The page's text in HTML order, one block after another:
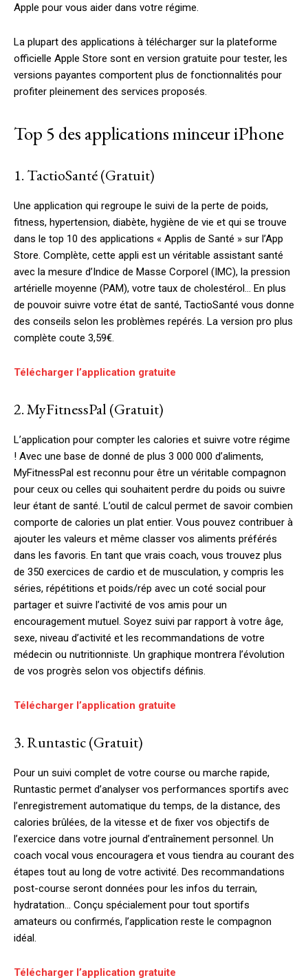
Apple pour vous aider dans votre régime.
La plupart des applications à télécharger sur la plateforme
officielle Apple Store sont en version gratuite pour tester, les
versions payantes comportent plus de fonctionnalités pour
profiter pleinement des services proposés.
Top 5 des applications minceur iPhone
1. TactioSanté (Gratuit)
Une application qui regroupe le suivi de la perte de poids,
fitness, hypertension, diabète, hygiène de vie et qui se trouve
dans le top 10 des applications « Applis de Santé » sur l’App
Store. Complète, cette appli est un véritable assistant santé
avec la mesure d’Indice de Masse Corporel (IMC), la pression
artérielle moyenne (PAM), votre taux de cholestérol… En plus
de pouvoir suivre votre état de santé, TactioSanté vous donne
des conseils selon les problèmes repérés. La version pro plus
complète coute 3,59€.
Télécharger l’application gratuite
2. MyFitnessPal (Gratuit)
L’application pour compter les calories et suivre votre régime
! Avec une base de donné de plus 3 000 000 d’aliments,
MyFitnessPal est reconnu pour être un véritable compagnon
pour ceux ou celles qui souhaitent perdre du poids ou suivre
leur étant de santé. L’outil de calcul permet de savoir combien
comporte de calories un plat entier. Vous pouvez contribuer à
ajouter les valeurs et même classer vos aliments préférés
dans les favoris. En tant que vrais coach, vous trouvez plus
de 350 exercices de cardio et de musculation, y compris les
séries, répétitions et poids/rép avec un coté social pour
partager et suivre l’activité de vos amis pour un
encouragement mutuel. Soyez suivi par rapport à votre âge,
sexe, niveau d’activité et les recommandations de votre
médecin ou nutritionniste. Un graphique montrera l’évolution
de vos progrès selon vos objectifs définis.
Télécharger l’application gratuite
3. Runtastic (Gratuit)
Pour un suivi complet de votre course ou marche rapide,
Runtastic permet d’analyser vos performances sportifs avec
l’enregistrement automatique du temps, de la distance, des
calories brûlées, de la vitesse et de fixer vos objectifs de
l’exercice dans votre journal d’entraînement personnel. Un
coach vocal vous encouragera et vous tiendra au courant des
étapes tout au long de votre activité. Des recommandations
post-course seront données pour les infos du terrain,
hydratation… Conçu spécialement pour tout sportifs
amateurs ou confirmés, l’application reste le compagnon
idéal.
Télécharger l’application gratuite